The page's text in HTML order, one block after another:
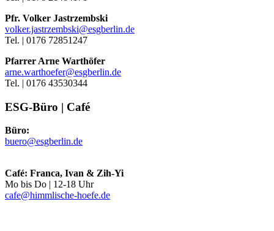
Pfr. Volker Jastrzembski
volker.jastrzembski@esgberlin.de
Tel. | 0176 72851247
Pfarrer Arne Warthöfer
arne.warthoefer@esgberlin.de
Tel. | 0176 43530344
ESG-Büro | Café
Büro:
buero@esgberlin.de
Café: Franca, Ivan & Zih-Yi
Mo bis Do | 12-18 Uhr
cafe@himmlische-hoefe.de